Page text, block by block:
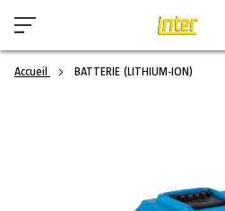
Accueil BATTERIE (LITHIUM-ION)